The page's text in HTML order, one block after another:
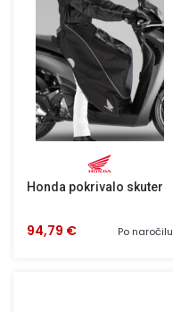
Honda pokrivalo skuter
Po naročilu
94,79 €